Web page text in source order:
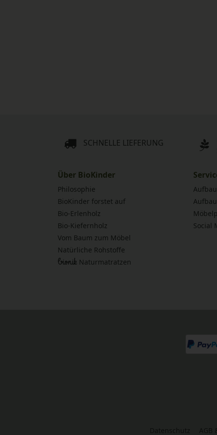
SCHNELLE LIEFERUNG
Über BioKinder
Philosophie
BioKinder forstet auf
Bio-Erlenholz
Bio-Kiefernholz
Vom Baum zum Möbel
Natürliche Rohstoffe
bionik Naturmatratzen
Social